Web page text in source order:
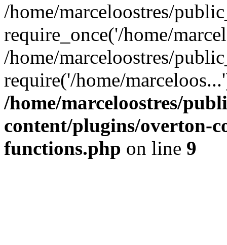
/home/marceloostres/
require_once('/home/
/home/marceloostres/
require('/home/
/home/marceloostres/
content/plugins/overton-
functions.php on line 9